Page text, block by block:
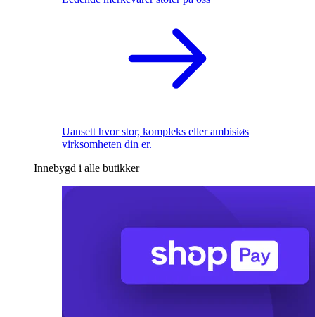
Uansett hvor stor, kompleks eller ambisiøs
virksomheten din er.
Innebygd i alle butikker